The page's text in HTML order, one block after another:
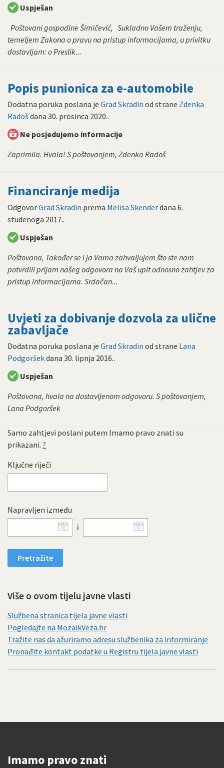
Uspješan
Poštovani gospodine Šimičević, Sukladno Vašem traženju,
temeljem Zakona o pravu na pristup informacijama, u privitku
dostavljam: o Preslik...
Popis punionica za e-automobile
Dodatna poruka poslana je Grad Skradin od strane Zdenka
Radošdana 30. prosinca 2020..
Ne posjedujemo informacije
Zaprimila. Hvala! S poštovanjem, Zdenka Radoš
Financiranje medija
OdgovorGrad Skradin prema Melisa Skenderdana 6.
studenoga 2017..
Uspješan
Poštovana, Također se i ja Vama zahvaljujem što ste nam
potvrdili prijam našeg odgovora na Vaš upit odnosno zahtjev za
pristup informacijama. Srdačan...
Uvjeti za dobivanje dozvola za ulične
zabavljače
Dodatna poruka poslana je Grad Skradin od strane Lana
Podgoršekdana 30. lipnja 2016..
Uspješan
Poštovana, hvala na dostavljenom odgovoru. S poštovanjem,
Lana Podgoršek
Samo zahtjevi poslani putem Imamo pravo znati su
prikazani. ?
Ključne riječi
Napravljen između
i
Više o ovom tijelu javne vlasti
Službena stranica tijela javne vlasti
Pogledajte na MozaikVeza.hr
Tražite nas da ažuriramo adresu službenika za informiranje
Pronađite kontakt podatke u Registru tijela javne vlasti
Imamo pravo znati